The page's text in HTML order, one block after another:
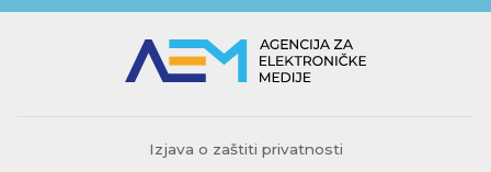
Izjava o zaštiti privatnosti